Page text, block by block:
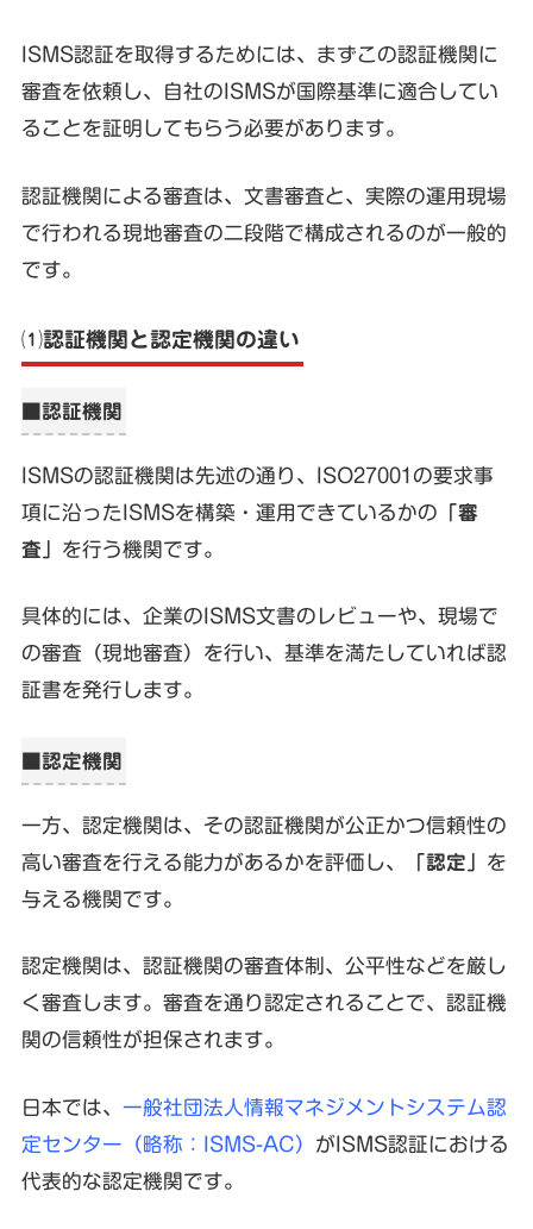
ISMS認証を取得するためには、まずこの認証機関に
審査を依頼し、自社のISMSが国際基準に適合してい
ることを証明してもらう必要があります。
認証機関による審査は、文書審査と、実際の運用現場
で行われる現地審査の二段階で構成されるのが一般的
です。
⑴認証機関と認定機関の違い
■認証機関
ISMSの認証機関は先述の通り、ISO27001の要求事
項に沿ったISMSを構築・運用できているかの 「審
査」 を行う機関です。
具体的には、企業のISMS文書のレビューや、現場で
の審査（現地審査）を行い、基準を満たしていれば認
証書を発行します。
■認定機関
一方、認定機関は、その認証機関が公正かつ信頼性の
高い審査を行える能力があるかを評価し、
「認定」 を
与える機関です。
認定機関は、認証機関の審査体制、公平性などを厳し
く審査します。審査を通り認定されることで、認証機
関の信頼性が担保されます。
日本では、 一般社団法人情報マネジメントシステム認
定センター（略称：ISMS-AC） がISMS認証における
代表的な認定機関です。